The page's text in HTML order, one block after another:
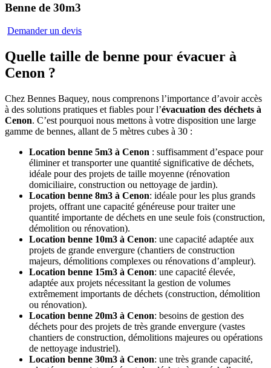
Benne de 30m3
Demander un devis
Quelle taille de benne pour évacuer à
Cenon ?
Chez Bennes Baquey, nous comprenons l’importance d’avoir accès
à des solutions pratiques et fiables pour l’évacuation des déchets à
Cenon. C’est pourquoi nous mettons à votre disposition une large
gamme de bennes, allant de 5 mètres cubes à 30 :
Location benne 5m3 à Cenon : suffisamment d’espace pour
éliminer et transporter une quantité significative de déchets,
idéale pour des projets de taille moyenne (rénovation
domiciliaire, construction ou nettoyage de jardin).
Location benne 8m3 à Cenon: idéale pour les plus grands
projets, offrant une capacité généreuse pour traiter une
quantité importante de déchets en une seule fois (construction,
démolition ou rénovation).
Location benne 10m3 à Cenon: une capacité adaptée aux
projets de grande envergure (chantiers de construction
majeurs, démolitions complexes ou rénovations d’ampleur).
Location benne 15m3 à Cenon: une capacité élevée,
adaptée aux projets nécessitant la gestion de volumes
extrêmement importants de déchets (construction, démolition
ou rénovation).
Location benne 20m3 à Cenon: besoins de gestion des
déchets pour des projets de très grande envergure (vastes
chantiers de construction, démolitions majeures ou opérations
de nettoyage industriel).
Location benne 30m3 à Cenon: une très grande capacité,